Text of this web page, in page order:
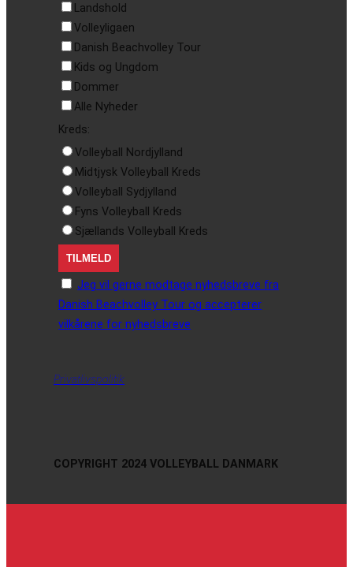
Landshold
Volleyligaen
Danish Beachvolley Tour
Kids og Ungdom
Dommer
Alle Nyheder
Kreds:
Volleyball Nordjylland
Midtjysk Volleyball Kreds
Volleyball Sydjylland
Fyns Volleyball Kreds
Sjællands Volleyball Kreds
Jeg vil gerne modtage nyhedsbreve fra
Danish Beachvolley Tour og accepterer
vilkårene for nyhedsbreve
Privatlivspolitik
COPYRIGHT 2024 VOLLEYBALL DANMARK